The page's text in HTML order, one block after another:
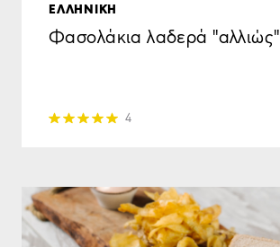
ΕΛΛΗΝΙΚΗ
Φασολάκια λαδερά "αλλιώς"
4